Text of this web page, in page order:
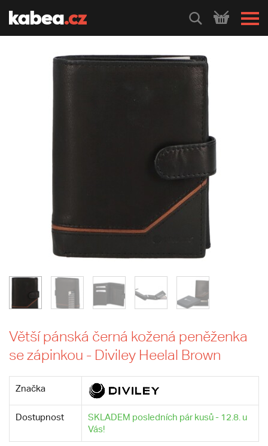
HLEDEJ
Větší pánská černá kožená peněženka
se zápinkou - Diviley Heelal Brown
Značka
Dostupnost
SKLADEM posledních pár kusů - 12.8. u
Vás!